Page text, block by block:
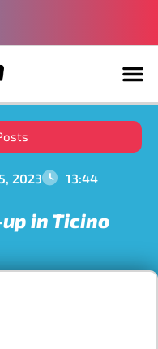
2023 13:44
in Ticino